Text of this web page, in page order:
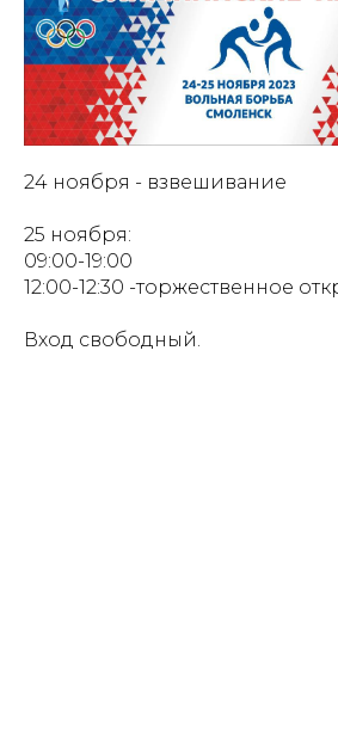
24 ноября - взвешивание
25 ноября:
09:00-19:00
12:00-12:30 -торжественное
Вход свободный.